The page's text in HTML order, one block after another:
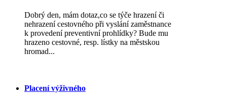
Dobrý den, mám dotaz,co se týče hrazení či
nehrazení cestovného při vyslání zaměstnance
k provedení preventivní prohlídky? Bude mu
hrazeno cestovné, resp. lístky na městskou
hromad...
Placení výživného